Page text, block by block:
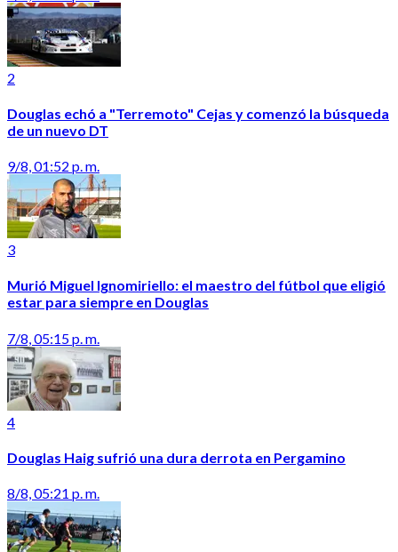
2
Douglas echó a "Terremoto" Cejas y comenzó la búsqueda
de un nuevo DT
9/8, 01:52 p. m.
3
Murió Miguel Ignomiriello: el maestro del fútbol que eligió
estar para siempre en Douglas
7/8, 05:15 p. m.
4
Douglas Haig sufrió una dura derrota en Pergamino
8/8, 05:21 p. m.